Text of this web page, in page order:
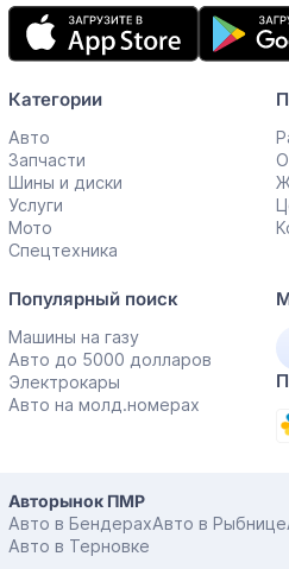
Мобильное
приложение
Категории
Авто
Запчасти
Шины и диски
Услуги
Мото
Спецтехника
Популярный поиск
Машины на газу
Авто до 5000 долларов
Электрокары
Авто на молд.номерах
Авторынок ПМР
Авто в БендерахАвто в Рыбнице
Авто в Терновке